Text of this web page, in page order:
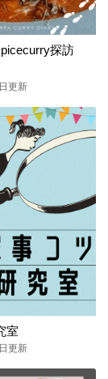
探訪
更新
室
更新